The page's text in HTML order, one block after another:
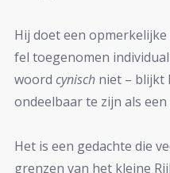
Hij doet een
fel toegenomen
woord cynisch niet – blijkt
ondeelbaar te zijn als
Het is een gedachte die
grenzen van het kleine